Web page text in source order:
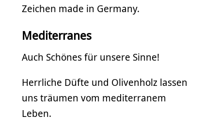
Zeichen made in Germany.
Mediterranes
Auch Schönes für unsere Sinne!
Herrliche Düfte und Olivenholz lassen
uns träumen vom mediterranem
Leben.